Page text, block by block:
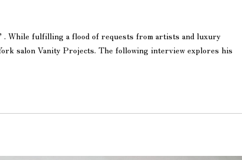
. While fulfilling a flood of requests from artists and luxury
salon Vanity Projects. The following interview explores his